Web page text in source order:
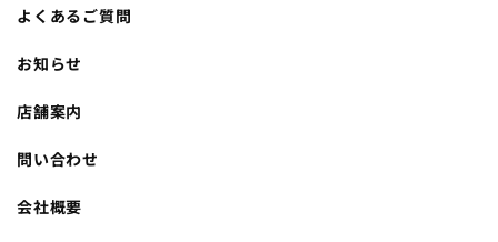
よくあるご質問
お知らせ
店舗案内
問い合わせ
会社概要